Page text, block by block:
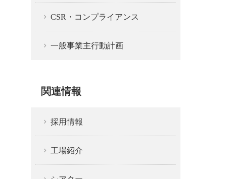
CSR・コンプライアンス
一般事業主行動計画
関連情報
採用情報
工場紹介